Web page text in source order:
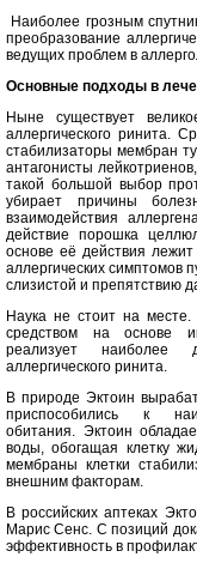
Наиболее грозным
преобразование
ведущих проблем в
Основные подходы в
Ныне существует
аллергического ринита.
стабилизаторы мембран
антагонисты
такой большой выбор
убирает причины
взаимодействия
действие порошка
основе её действия
аллергических симптомов
слизистой и препятствию
Наука не стоит на
средством на основе
реализует наиболее
аллергического ринита.
В природе Эктоин
приспособились к
обитания. Эктоин
воды, обогащая клетку
мембраны клетки
внешним факторам.
В российских аптеках
Марис Сенс. С позиций
эффективность в